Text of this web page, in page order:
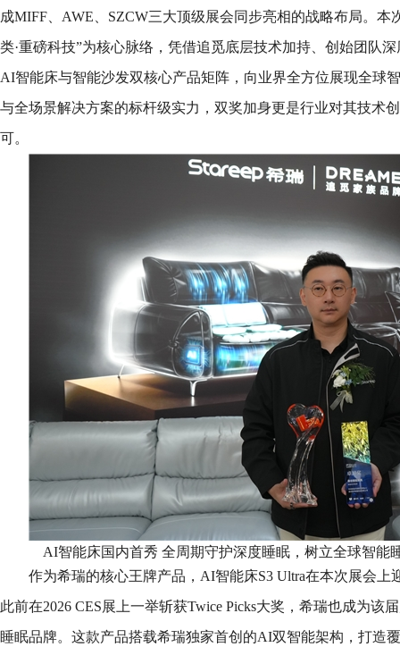
成MIFF、AWE、SZCW三大顶级展会同步亮相的战略布局。本
类·重磅科技”为核心脉络，凭借追觅底层技术加持、创始团队
AI智能床与智能沙发双核心产品矩阵，向业界全方位展现全球
与全场景解决方案的标杆级实力，双奖加身更是行业对其技术
可。
AI智能床国内首秀 全周期守护深度睡眠，树立全球智能
作为希瑞的核心王牌产品，AI智能床S3 Ultra在本次展会上
此前在2026 CES展上一举斩获Twice Picks大奖，希瑞也成为该
睡眠品牌。这款产品搭载希瑞独家首创的AI双智能架构，打造